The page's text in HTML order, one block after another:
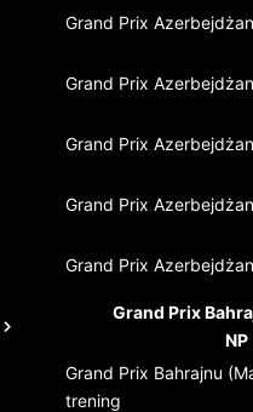
Grand Prix
Grand Prix
Grand Prix
Grand Prix
Grand Prix
Grand Prix
NP
Grand Prix Bahrajnu
trening